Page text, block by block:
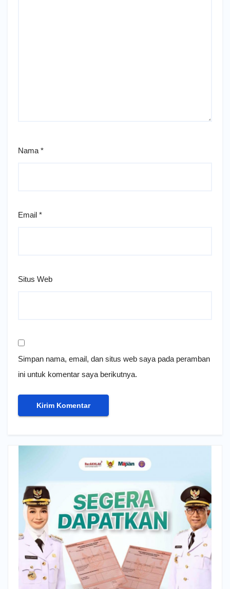
Nama *
Email *
Situs Web
Simpan nama, email, dan situs web saya pada peramban
ini untuk komentar saya berikutnya.